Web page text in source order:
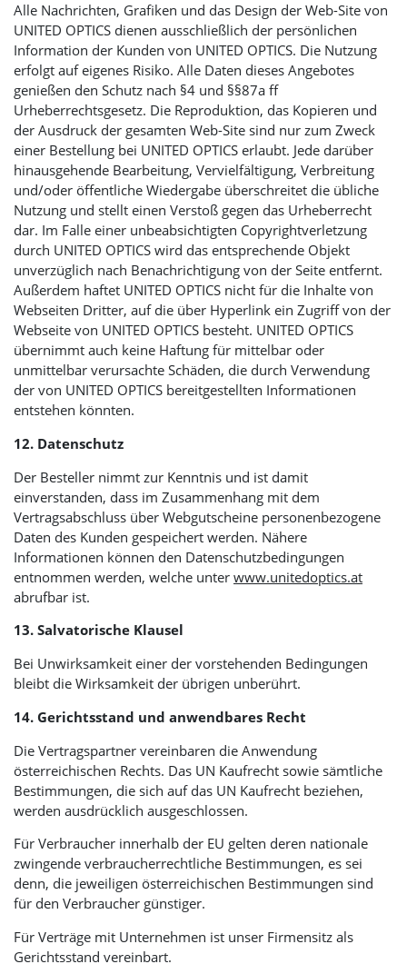
Alle Nachrichten, Grafiken und das Design der Web-Site von
UNITED OPTICS dienen ausschließlich der persönlichen
Information der Kunden von UNITED OPTICS. Die Nutzung
erfolgt auf eigenes Risiko. Alle Daten dieses Angebotes
genießen den Schutz nach §4 und §§87a ff
Urheberrechtsgesetz. Die Reproduktion, das Kopieren und
der Ausdruck der gesamten Web-Site sind nur zum Zweck
einer Bestellung bei UNITED OPTICS erlaubt. Jede darüber
hinausgehende Bearbeitung, Vervielfältigung, Verbreitung
und/oder öffentliche Wiedergabe überschreitet die übliche
Nutzung und stellt einen Verstoß gegen das Urheberrecht
dar. Im Falle einer unbeabsichtigten Copyrightverletzung
durch UNITED OPTICS wird das entsprechende Objekt
unverzüglich nach Benachrichtigung von der Seite entfernt.
Außerdem haftet UNITED OPTICS nicht für die Inhalte von
Webseiten Dritter, auf die über Hyperlink ein Zugriff von der
Webseite von UNITED OPTICS besteht. UNITED OPTICS
übernimmt auch keine Haftung für mittelbar oder
unmittelbar verursachte Schäden, die durch Verwendung
der von UNITED OPTICS bereitgestellten Informationen
entstehen könnten.
12. Datenschutz
Der Besteller nimmt zur Kenntnis und ist damit
einverstanden, dass im Zusammenhang mit dem
Vertragsabschluss über Webgutscheine personenbezogene
Daten des Kunden gespeichert werden. Nähere
Informationen können den Datenschutzbedingungen
entnommen werden, welche unter www.unitedoptics.at
abrufbar ist.
13. Salvatorische Klausel
Bei Unwirksamkeit einer der vorstehenden Bedingungen
bleibt die Wirksamkeit der übrigen unberührt.
14. Gerichtsstand und anwendbares Recht
Die Vertragspartner vereinbaren die Anwendung
österreichischen Rechts. Das UN Kaufrecht sowie sämtliche
Bestimmungen, die sich auf das UN Kaufrecht beziehen,
werden ausdrücklich ausgeschlossen.
Für Verbraucher innerhalb der EU gelten deren nationale
zwingende verbraucherrechtliche Bestimmungen, es sei
denn, die jeweiligen österreichischen Bestimmungen sind
für den Verbraucher günstiger.
Für Verträge mit Unternehmen ist unser Firmensitz als
Gerichtsstand vereinbart.